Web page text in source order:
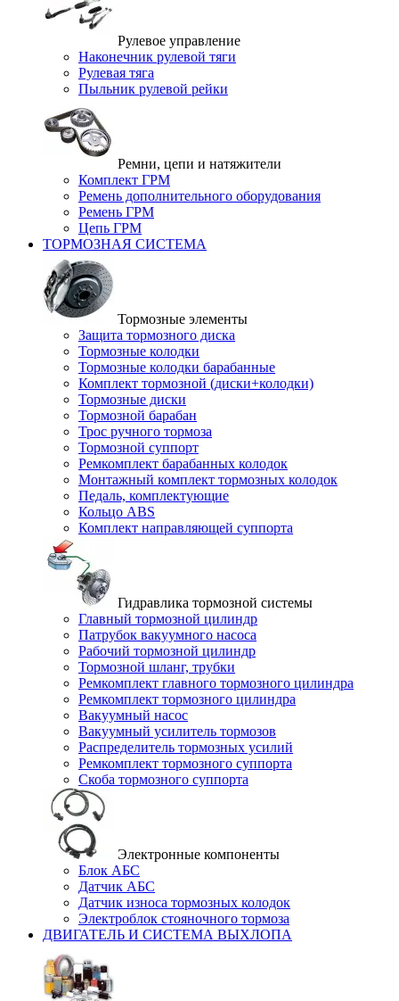
Рулевое управление
Наконечник рулевой тяги
Рулевая тяга
Пыльник рулевой рейки
Ремни, цепи и натяжители
Комплект ГРМ
Ремень дополнительного оборудования
Ремень ГРМ
Цепь ГРМ
ТОРМОЗНАЯ СИСТЕМА
Тормозные элементы
Защита тормозного диска
Тормозные колодки
Тормозные колодки барабанные
Комплект тормозной (диски+колодки)
Тормозные диски
Тормозной барабан
Трос ручного тормоза
Тормозной суппорт
Ремкомплект барабанных колодок
Монтажный комплект тормозных колодок
Педаль, комплектующие
Кольцо ABS
Комплект направляющей суппорта
Гидравлика тормозной системы
Главный тормозной цилиндр
Патрубок вакуумного насоса
Рабочий тормозной цилиндр
Тормозной шланг, трубки
Ремкомплект главного тормозного цилиндра
Ремкомплект тормозного цилиндра
Вакуумный насос
Вакуумный усилитель тормозов
Распределитель тормозных усилий
Ремкомплект тормозного суппорта
Скоба тормозного суппорта
Электронные компоненты
Блок АБС
Датчик АБС
Датчик износа тормозных колодок
Электроблок стояночного тормоза
ДВИГАТЕЛЬ И СИСТЕМА ВЫХЛОПА